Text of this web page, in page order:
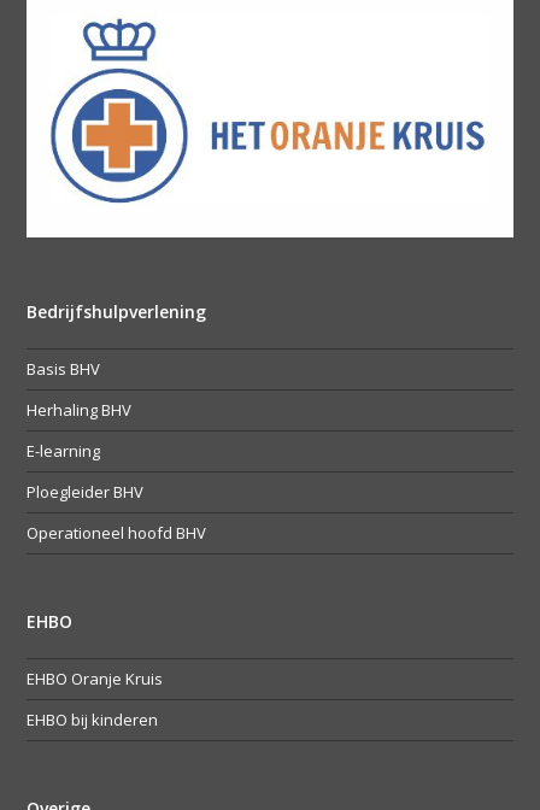
Bedrijfshulpverlening
Basis BHV
Herhaling BHV
E-learning
Ploegleider BHV
Operationeel hoofd BHV
EHBO
EHBO Oranje Kruis
EHBO bij kinderen